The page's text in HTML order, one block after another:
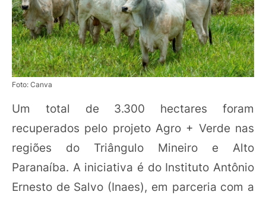
Foto: Canva
Um total de 3.300 hectares foram
recuperados pelo projeto Agro + Verde nas
regiões do Triângulo Mineiro e Alto
Paranaíba. A iniciativa é do Instituto Antônio
Ernesto de Salvo (Inaes), em parceria com a